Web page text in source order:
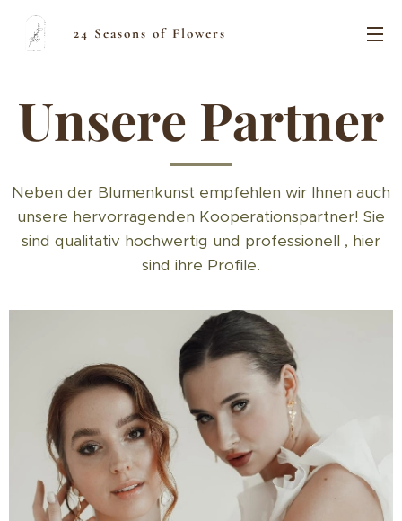
24 Seasons of Flowers
Unsere Partner
Neben der Blumenkunst empfehlen wir Ihnen auch
unsere hervorragenden Kooperationspartner! Sie
sind qualitativ hochwertig und professionell , hier
sind ihre Profile.